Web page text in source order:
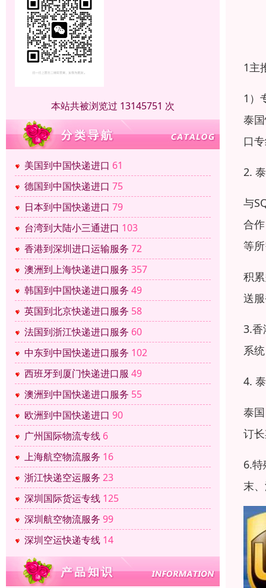
本站共被浏览过 13145751 次
美国到中国快递进口 61
德国到中国快递进口 75
日本到中国快递进口 79
台湾到大陆小三通进口 103
香港到深圳进口运输服务 72
澳洲到上海快递进口服务 357
韩国到中国快递进口服务 49
英国到北京快递进口服务 58
法国到浙江快递进口服务 60
中东到中国快递进口服务 102
西班牙到厦门快递进口服 49
澳洲到中国快递进口服务 55
欧洲到中国快递进口 90
广州国际物流专线 6
上海航空物流服务 16
浙江快递空运服务 23
深圳国际货运专线 125
深圳航空物流服务 99
深圳空运快递专线 14
1主
1）
泰
口
2.
与
合
等
积
送
3.
系
4.
泰
订
6.
末